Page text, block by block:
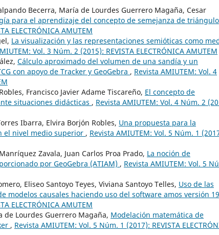
Becerra, María de Lourdes Guerrero Magaña, Cesar
para el aprendizaje del concepto de semejanza de
ELECTRÓNICA AMUTEM
La visualización y las representaciones semióticas como
Vol. 3 Núm. 2 (2015): REVISTA ELECTRÓNICA AMUTEM
Cálculo aproximado del volumen de una sandía y un
con apoyo de Tracker y GeoGebra , Revista AMIUTEM: Vol. 4
Francisco Javier Adame Tiscareño, El concepto de
situaciones didácticas , Revista AMIUTEM: Vol. 4 Núm. 2
Ibarra, Elvira Borjón Robles, Una propuesta para la
el nivel medio superior , Revista AMIUTEM: Vol. 5 Núm. 1
Zavala, Juan Carlos Proa Prado, La noción de
por GeoGebra (ATIAM) , Revista AMIUTEM: Vol. 5
Eliseo Santoyo Teyes, Viviana Santoyo Telles, Uso de las
modelos causales haciendo uso del software amos versión 19
ELECTRÓNICA AMUTEM
de Lourdes Guerrero Magaña, Modelación matemática de
, Revista AMIUTEM: Vol. 5 Núm. 1 (2017): REVISTA